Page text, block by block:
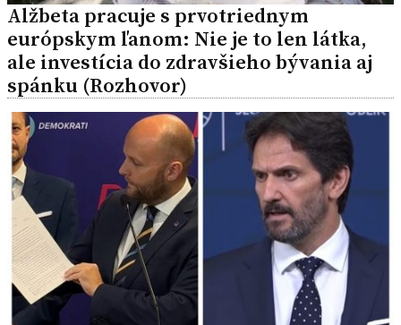
Alžbeta pracuje s prvotriednym
európskym ľanom: Nie je to len látka,
ale investícia do zdravšieho bývania aj
spánku (Rozhovor)